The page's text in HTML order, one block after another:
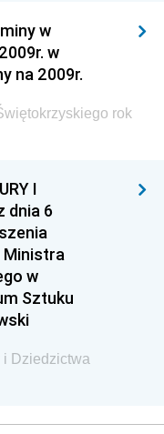
w
w
na 2009r.
rok
I
dnia 6
Ministra
w
Sztuku
i Dziedzictwa